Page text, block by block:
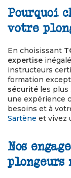
Pourquoi
votre
En choisissant
expertise
instructeurs
formation
sécurité les plus
une expérience
besoins et à
Sartène et vivez
Nos
plongeurs